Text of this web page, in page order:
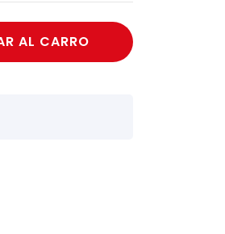
AL CARRO